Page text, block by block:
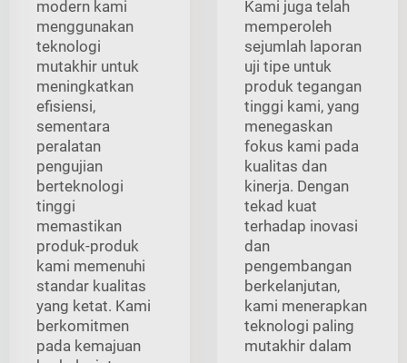
modern kami
menggunakan
teknologi
mutakhir untuk
meningkatkan
efisiensi,
sementara
peralatan
pengujian
berteknologi
tinggi
memastikan
produk-produk
kami memenuhi
standar kualitas
yang ketat. Kami
berkomitmen
pada kemajuan
Kami juga telah
memperoleh
sejumlah laporan
uji tipe untuk
produk tegangan
tinggi kami, yang
menegaskan
fokus kami pada
kualitas dan
kinerja. Dengan
tekad kuat
terhadap inovasi
dan
pengembangan
berkelanjutan,
kami menerapkan
teknologi paling
mutakhir dalam